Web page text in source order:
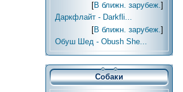
[В ближн. зарубеж.]
Даркфлайт - Darkfli...
[В ближн. зарубеж.]
Обуш Шед - Obush She...
Собаки